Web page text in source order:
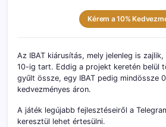
Kérem a 10%
Az IBAT kiárusítás, mely jelenleg is
10-ig tart. Eddig a projekt keretén belül
gyűlt össze, egy IBAT pedig mindössze
kedvezményes áron.
A játék legújabb fejlesztéseiről a
keresztül lehet értesülni.